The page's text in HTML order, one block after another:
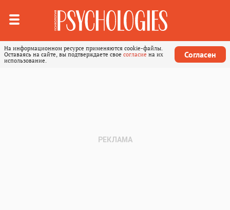
На информационном ресурсе применяются cookie-файлы.
Оставаясь на сайте, вы подтверждаете свое согласие на их
использование.
Согласен